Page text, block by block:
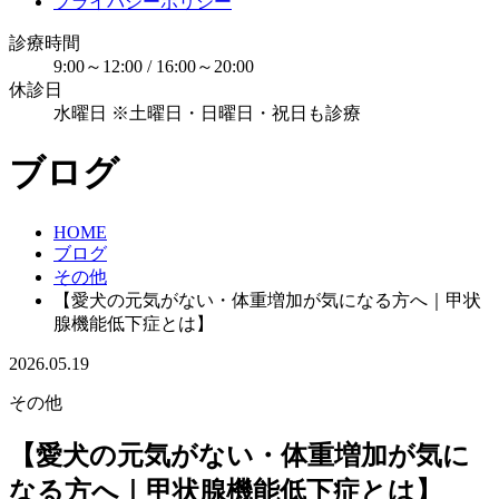
診療時間
9:00～12:00 / 16:00～20:00
休診日
水曜日 ※土曜日・日曜日・祝日も診療
ブログ
HOME
ブログ
その他
【愛犬の元気がない・体重増加が気になる方へ｜甲状
腺機能低下症とは】
2026.05.19
その他
【愛犬の元気がない・体重増加が気に
なる方へ｜甲状腺機能低下症とは】